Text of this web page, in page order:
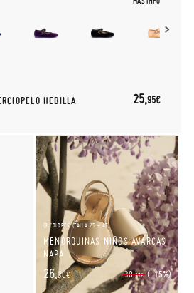
HEBILLA 25,95€
(9 COLORES) (TALLA 25 - 45)
MENORQUINAS NIÑOS AVARCAS
NAPA
30,95€ (-15%)
26,30€